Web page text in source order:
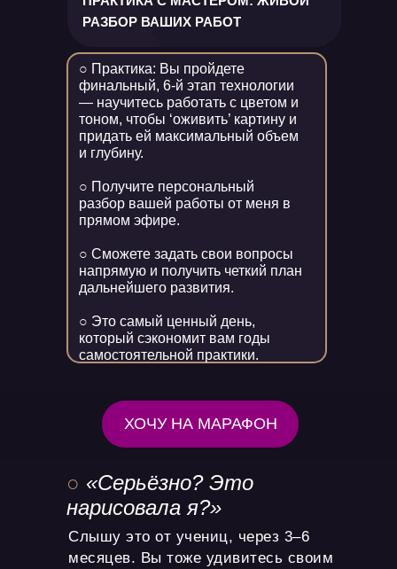
○ Практика: Вы пройдете
финальный, 6-й этап технологии
— научитесь работать с цветом и
тоном, чтобы ‘оживить’ картину и
придать ей максимальный объем
и глубину.
○ Получите персональный
разбор вашей работы от меня в
прямом эфире.
○ Сможете задать свои вопросы
напрямую и получить четкий план
дальнейшего развития.
○ Это самый ценный день,
который сэкономит вам годы
самостоятельной практики.
РАЗБОР ВАШИХ РАБОТ
ХОЧУ НА МАРАФОН
Слышу это от учениц, через 3–6
месяцев. Вы тоже удивитесь своим
○ «Серьёзно? Это
нарисовала я?»